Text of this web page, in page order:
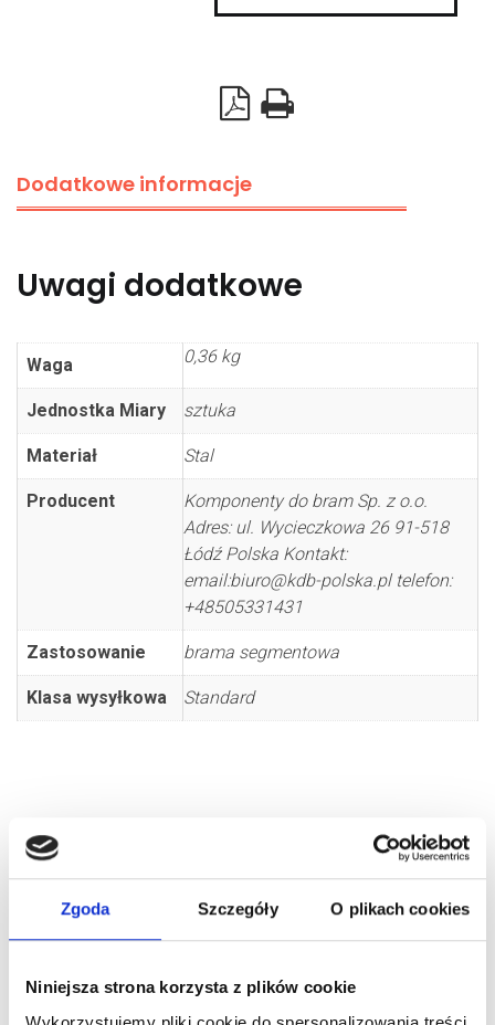
Zgoda Szczegóły O plikach cookies
Niniejsza strona korzysta z plików cookie
Dodatkowe informacje
Uwagi dodatkowe
Waga 0,36 kg
Jednostka Miary sztuka
Materiał Stal
Producent
Komponenty do bram Sp. z o.o.
Adres: ul. Wycieczkowa 26 91-518
Łódź Polska Kontakt:
email:biuro@kdb-polska.pl telefon:
+48505331431
Zastosowanie brama segmentowa
Klasa wysyłkowa Standard